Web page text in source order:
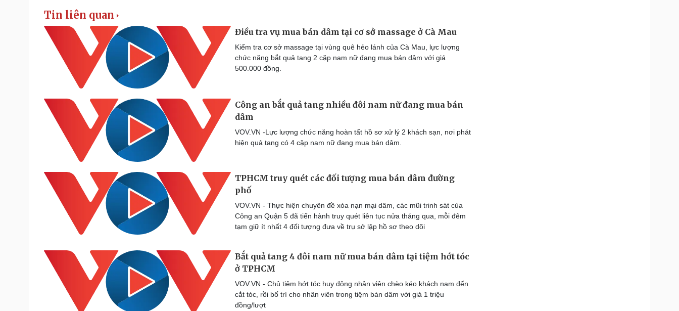
Tin liên quan
Điều tra vụ mua bán dâm tại cơ sở massage ở Cà Mau
Kiểm tra cơ sở massage tại vùng quê hẻo lánh của Cà Mau, lực lượng
chức năng bắt quả tang 2 cặp nam nữ đang mua bán dâm với giá
500.000 đồng.
Công an bắt quả tang nhiều đôi nam nữ đang mua bán
dâm
VOV.VN -Lực lượng chức năng hoàn tất hồ sơ xử lý 2 khách sạn, nơi phát
hiện quả tang có 4 cặp nam nữ đang mua bán dâm.
TPHCM truy quét các đối tượng mua bán dâm đường
phố
VOV.VN - Thực hiện chuyên đề xóa nạn mại dâm, các mũi trinh sát của
Công an Quận 5 đã tiến hành truy quét liên tục nửa tháng qua, mỗi đêm
tạm giữ ít nhất 4 đối tượng đưa về trụ sở lập hồ sơ theo dõi
Bắt quả tang 4 đôi nam nữ mua bán dâm tại tiệm hớt tóc
ở TPHCM
VOV.VN - Chủ tiệm hớt tóc huy động nhân viên chèo kéo khách nam đến
cắt tóc, rồi bố trí cho nhân viên trong tiệm bán dâm với giá 1 triệu
đồng/lượt